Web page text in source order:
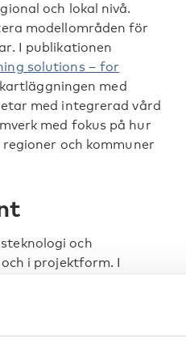
och lokal nivå.
modellområden för
I publikationen
solutions – for
med
med integrerad vård
med fokus på hur
och kommuner
och
i projektform. I
första
sett all vård och